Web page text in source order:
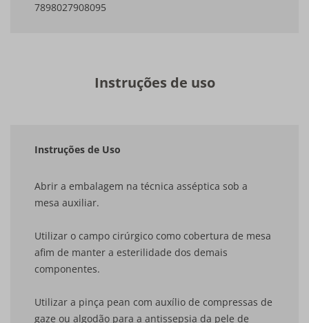
7898027908095
Instruções de uso
Instruções de Uso
Abrir a embalagem na técnica asséptica sob a
mesa auxiliar.
Utilizar o campo cirúrgico como cobertura de mesa
afim de manter a esterilidade dos demais
componentes.
Utilizar a pinça pean com auxílio de compressas de
gaze ou algodão para a antissepsia da pele de